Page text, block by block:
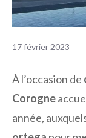
17 février 2023
À l’occasion de
Corogne
année,